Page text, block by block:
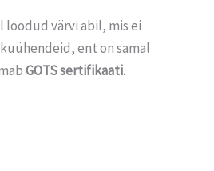
värvi abil, mis ei
ent on samal
GOTS sertifikaati.